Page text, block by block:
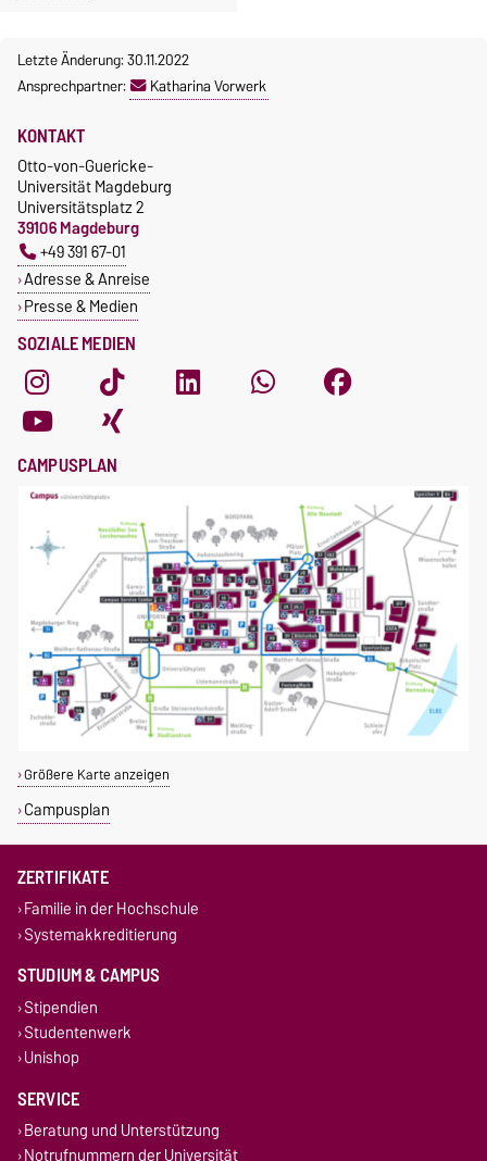
Letzte Änderung: 30.11.2022
Ansprechpartner:
Katharina Vorwerk
SOZIALE MEDIEN
KONTAKT
Otto-von-Guericke-
Universität Magdeburg
Universitätsplatz 2
39106 Magdeburg
+49 391 67-01
Adresse & Anreise
Presse & Medien
CAMPUSPLAN
Größere Karte anzeigen
Campusplan
ZERTIFIKATE
Familie in der Hochschule
Systemakkreditierung
STUDIUM & CAMPUS
Stipendien
Studentenwerk
Unishop
SERVICE
Beratung und Unterstützung
Notrufnummern der Universität